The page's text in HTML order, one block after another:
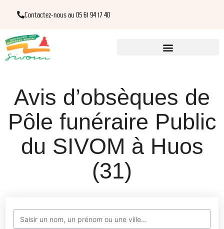
Contactez-nous au 05 61 94 17 40
Avis d’obsèques de
Pôle funéraire Public
du SIVOM à Huos
(31)